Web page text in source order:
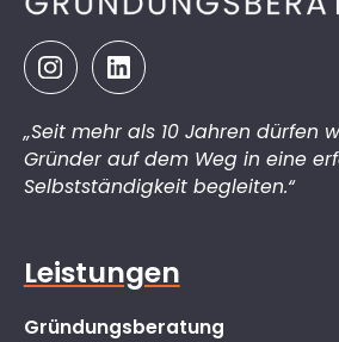
„Seit mehr als 10 Jahren dürfen
Gründer auf dem Weg in eine
Selbstständigkeit begleiten.“
Leistungen
Gründungsberatung